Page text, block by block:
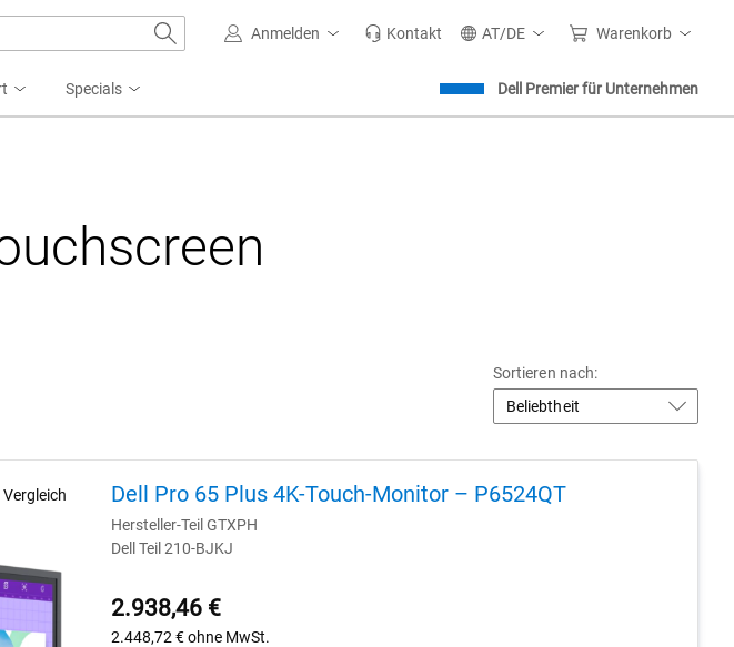
Anmelden Kontakt AT/DE Warenkorb
Specials Dell Premier für Unternehmen
Sortieren nach:
Vergleich Dell Pro 65 Plus 4K-Touch-Monitor – P6524QT
Hersteller-Teil GTXPH
Dell Teil 210-BJKJ
2.938,46 €
2.448,72 € ohne MwSt.